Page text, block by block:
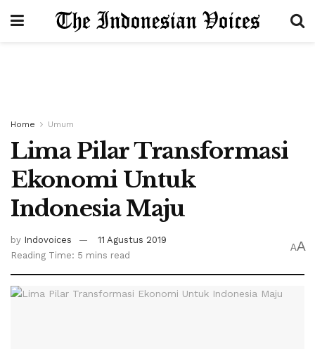
Home Umum
Lima Pilar Transformasi
Ekonomi Untuk
Indonesia Maju
by Indovoices
11 Agustus 2019
Reading Time: 5 mins read
AA